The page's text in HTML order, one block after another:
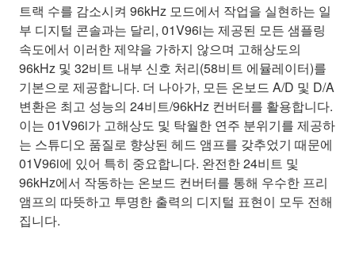
트랙 수를 감소시켜 96kHz 모드에서 작업을 실현하는 일
부 디지털 콘솔과는 달리, 01V96i는 제공된 모든 샘플링
속도에서 이러한 제약을 가하지 않으며 고해상도의
96kHz 및 32비트 내부 신호 처리(58비트 에뮬레이터)를
기본으로 제공합니다. 더 나아가, 모든 온보드 A/D 및 D/A
변환은 최고 성능의 24비트/96kHz 컨버터를 활용합니다.
이는 01V96i가 고해상도 및 탁월한 연주 분위기를 제공하
는 스튜디오 품질로 향상된 헤드 앰프를 갖추었기 때문에
01V96i에 있어 특히 중요합니다. 완전한 24비트 및
96kHz에서 작동하는 온보드 컨버터를 통해 우수한 프리
앰프의 따뜻하고 투명한 출력의 디지털 표현이 모두 전해
집니다.